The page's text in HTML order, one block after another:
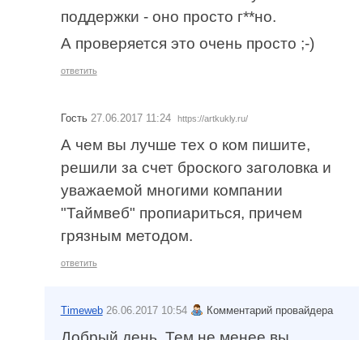
поддержки - оно просто г**но.
А проверяется это очень просто ;-)
ответить
Гость 27.06.2017 11:24 https://artkukly.ru/
А чем вы лучше тех о ком пишите,
решили за счет броского заголовка и
уважаемой многими компании
"Таймвеб" пропиариться, причем
грязным методом.
ответить
Timeweb 26.06.2017 10:54 Комментарий провайдера